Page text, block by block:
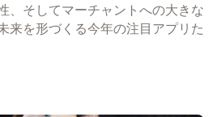
、そしてマーチャントへの大きな
来を形づくる今年の注目アプリた